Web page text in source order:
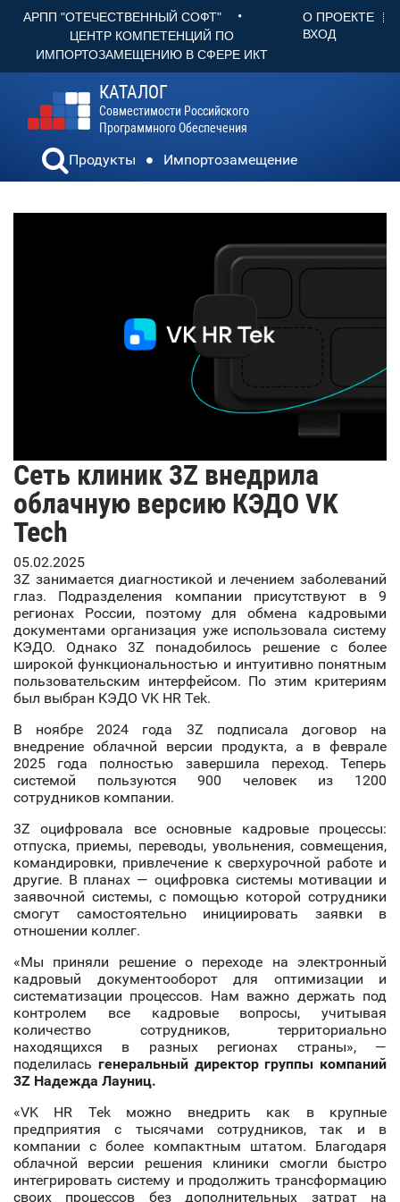
АРПП "ОТЕЧЕСТВЕННЫЙ СОФТ" •
ЦЕНТР КОМПЕТЕНЦИЙ ПО
ИМПОРТОЗАМЕЩЕНИЮ В СФЕРЕ ИКТ
О ПРОЕКТЕ
ВХОД
КАТАЛОГ
Совместимости Российского
Программного Обеспечения
Продукты Импортозамещение
Сеть клиник 3Z внедрила
облачную версию КЭДО VK
Tech
05.02.2025
3Z занимается диагностикой и лечением заболеваний
глаз. Подразделения компании присутствуют в 9
регионах России, поэтому для обмена кадровыми
документами организация уже использовала систему
КЭДО. Однако 3Z понадобилось решение с более
широкой функциональностью и интуитивно понятным
пользовательским интерфейсом. По этим критериям
был выбран КЭДО VK HR Tek.
В ноябре 2024 года 3Z подписала договор на
внедрение облачной версии продукта, а в феврале
2025 года полностью завершила переход. Теперь
системой пользуются 900 человек из 1200
сотрудников компании.
3Z оцифровала все основные кадровые процессы:
отпуска, приемы, переводы, увольнения, совмещения,
командировки, привлечение к сверхурочной работе и
другие. В планах — оцифровка системы мотивации и
заявочной системы, с помощью которой сотрудники
смогут самостоятельно инициировать заявки в
отношении коллег.
«Мы приняли решение о переходе на электронный
кадровый документооборот для оптимизации и
систематизации процессов. Нам важно держать под
контролем все кадровые вопросы, учитывая
количество сотрудников, территориально
находящихся в разных регионах страны», —
поделилась генеральный директор группы компаний
3Z Надежда Лауниц.
«VK HR Tek можно внедрить как в крупные
предприятия с тысячами сотрудников, так и в
компании с более компактным штатом. Благодаря
облачной версии решения клиники смогли быстро
интегрировать систему и продолжить трансформацию
своих процессов без дополнительных затрат на